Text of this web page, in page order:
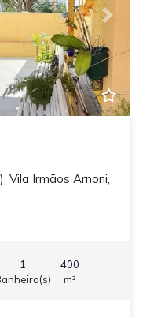
Next
Vila Irmãos Arnoni,
1
400
m²